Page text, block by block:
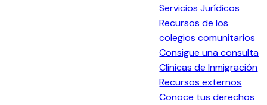
Servicios Jurídicos
Recursos de los
colegios comunitarios
Consigue una consulta
Clínicas de Inmigración
Recursos externos
Conoce tus derechos